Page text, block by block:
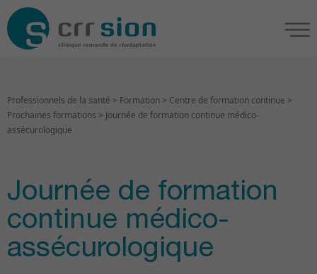
Professionnels de la santé > Formation> Centre de formation continue >
Prochaines formations > Journée de formation continue médico-
assécurologique
Journée de formation
continue médico-
assécurologique